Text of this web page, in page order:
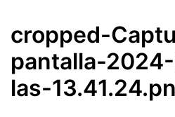
cropped-
pantalla-
las-